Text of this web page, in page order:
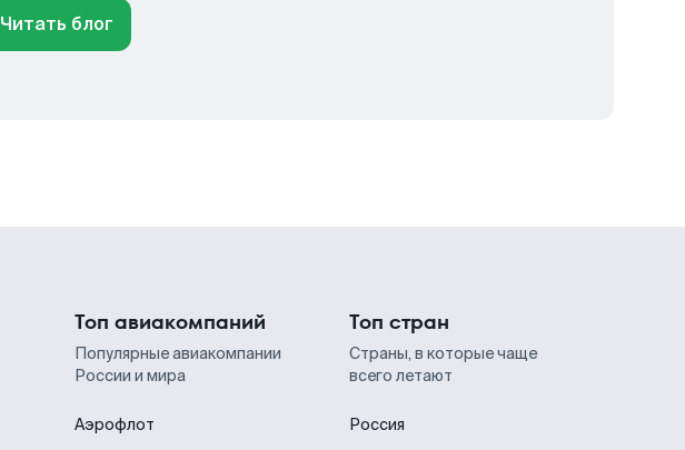
Читать блог
Топ авиакомпаний
Популярные авиакомпании
России и мира
Аэрофлот
Топ стран
Страны, в которые чаще
всего летают
Россия